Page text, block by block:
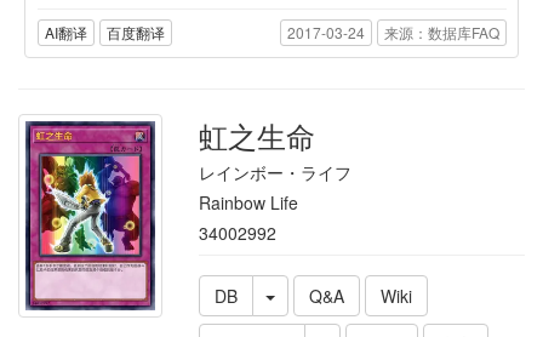
AI翻译 百度翻译 2017-03-24 来源：数据库FAQ
虹之生命
レインボー・ライフ
Rainbow Life
34002992
DB Q&A
Wiki